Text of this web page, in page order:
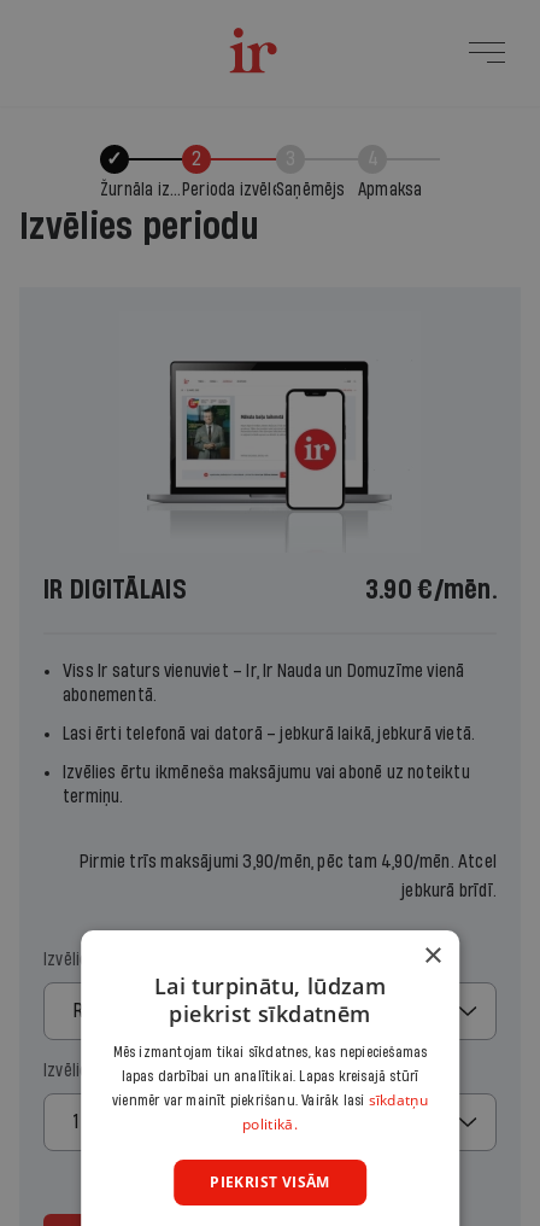
✓
Žurnāla izvēle
2
Perioda izvēleSaņēmējs Apmaksa
Izvēlies periodu
IR DIGITĀLAIS 3.90 €/mēn.
Viss Ir saturs vienuviet – Ir, Ir Nauda un Domuzīme vienā
abonementā.
Lasi ērti telefonā vai datorā – jebkurā laikā, jebkurā vietā.
Izvēlies ērtu ikmēneša maksājumu vai abonē uz noteiktu
termiņu.
Pirmie trīs maksājumi 3,90/mēn, pēc tam 4,90/mēn. Atcel
jebkurā brīdī.
Izvēlies maksājumu
Regulārais
Izvēlies periodu
1 mēnesis
×
Lai turpinātu, lūdzam
piekrist sīkdatnēm
Mēs izmantojam tikai sīkdatnes, kas nepieciešamas
lapas darbībai un analītikai. Lapas kreisajā stūrī
vienmēr var mainīt piekrišanu. Vairāk lasi sīkdatņu
politikā.
PIEKRIST VISĀM